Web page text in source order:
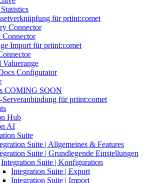
für priint:comet
Connector
Import für priint:comet
Valuerange
Configurator
COMING SOON
Serveranbindung für priint:comet
Hub
AI
Suite
Suite | Allgemeines & Features
Suite | Grundlegende Einstellungen
Integration Suite | Konfiguration
Integration Suite | Export
Integration Suite | Import